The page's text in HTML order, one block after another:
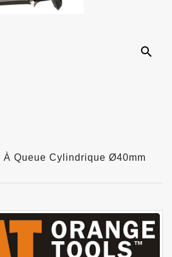
search
À Queue Cylindrique Ø40mm